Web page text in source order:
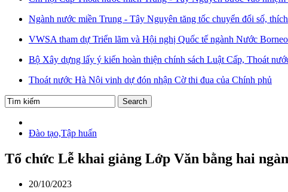
Ngành nước miền Trung - Tây Nguyên tăng tốc chuyển đổi số,
VWSA tham dự Triển lãm và Hội nghị Quốc tế ngành Nước
Bộ Xây dựng lấy ý kiến hoàn thiện chính sách Luật Cấp, Thoát
Thoát nước Hà Nội vinh dự đón nhận Cờ thi đua của Chính phủ
Đào tạo,Tập huấn
Tổ chức Lễ khai giảng Lớp Văn bằng hai
20/10/2023